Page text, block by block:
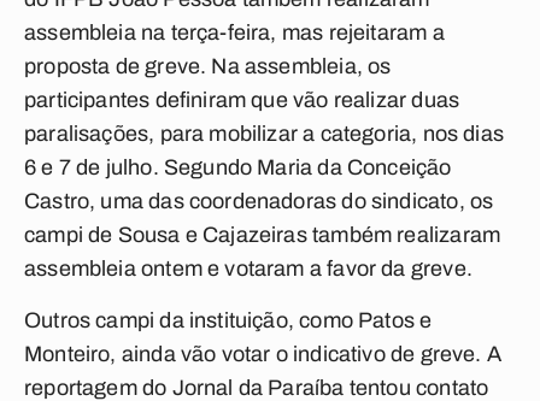
assembleia na terça-feira, mas rejeitaram a
proposta de greve. Na assembleia, os
participantes definiram que vão realizar duas
paralisações, para mobilizar a categoria, nos dias
6 e 7 de julho. Segundo Maria da Conceição
Castro, uma das coordenadoras do sindicato, os
campi de Sousa e Cajazeiras também realizaram
assembleia ontem e votaram a favor da greve.
Outros campi da instituição, como Patos e
Monteiro, ainda vão votar o indicativo de greve. A
reportagem do Jornal da Paraíba tentou contato